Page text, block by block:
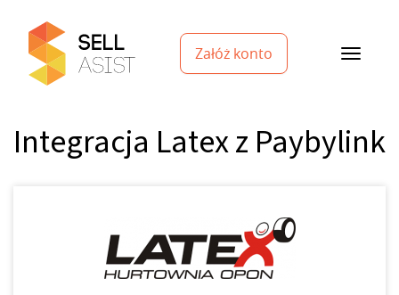
Załóż konto
Integracja Latex z Paybylink